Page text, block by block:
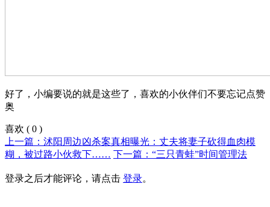
好了，小编要说的就是这些了，喜欢的小伙伴们不要忘记点赞
奥
喜欢 ( 0 )
上一篇：沭阳周边凶杀案真相曝光：丈夫将妻子砍得血肉模
糊，被过路小伙救下…… 下一篇：“三只青蛙”时间管理法
登录之后才能评论，请点击 登录。